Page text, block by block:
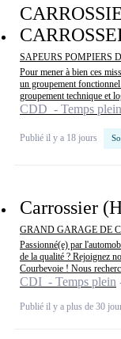
SAPEURS POMPIERS
Pour mener à bien ces
un groupement
groupement technique et
CDD - Temps plein
Publié il y a 18 jours
Carrossier
GRAND GARAGE DE
Passionné(e) par
de la qualité ? Rejoignez
Courbevoie ! Nous
CDI - Temps plein
Publié il y a plus de 30